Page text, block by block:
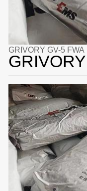
GRIVORY GV-5 FWA